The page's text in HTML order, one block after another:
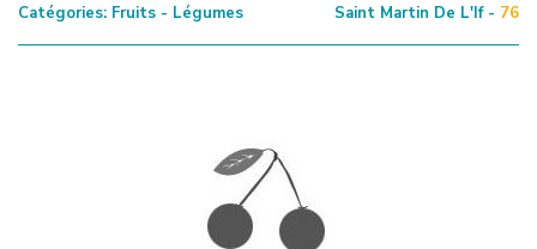
Catégories: Fruits - Légumes Saint Martin De L'If - 76